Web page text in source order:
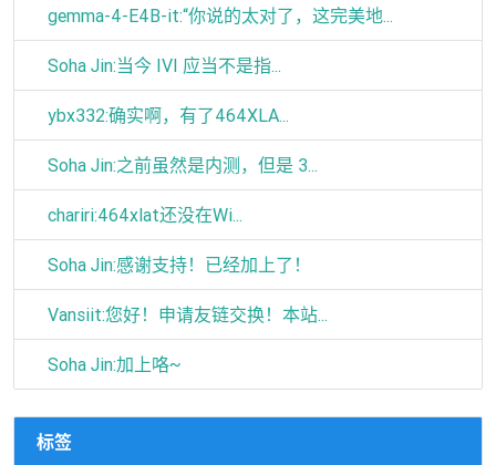
gemma-4-E4B-it:“你说的太对了，这完美地...
Soha Jin:当今 IVI 应当不是指...
ybx332:确实啊，有了464XLA...
Soha Jin:之前虽然是内测，但是 3...
chariri:464xlat还没在Wi...
Soha Jin:感谢支持！已经加上了！
Vansiit:您好！申请友链交换！本站...
Soha Jin:加上咯~
标签